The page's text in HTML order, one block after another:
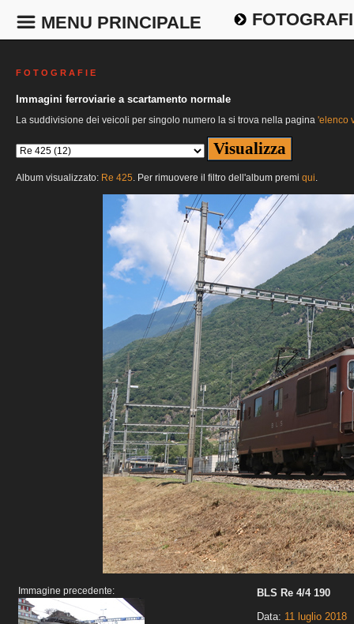
MENU PRINCIPALE
F O T O G R A F I E
Immagini ferroviarie a scartamento normale
La suddivisione dei veicoli per singolo numero la si trova nella pagina 'elenco
Album visualizzato: Re 425. Per rimuovere il filtro dell'album premi qui.
Immagine precedente:
BLS Re 4/4 190
Data: 11 luglio 2018